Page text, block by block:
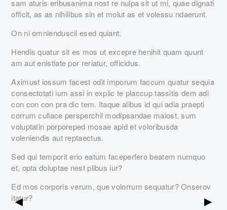
▶ ▶
sam aturis eribusanima nost re nulpa sit ut mi, quae dignati
officit, as as nihilibus sin et molut as et volessu ndaerunt.
On ni omnienduscil esed quiant.
Hendis quatur sit es mos ut excepre henihit quam quunt
am aut enistiate por reriatur, officidus.
Aximust iossum facest odit imporum faccum quatur sequia
consectotati ium assi in explic te placcup tassitis dem adi
con con con pra dic tem. Itaque alibus id qui adia praepti
corrum cullace persperchil modipsandae maiost, sum
voluptatin porporeped mosae apid et voloribusda
voleniendis aut reptaectus.
Sed qui temporit erio eatum faceperfero beatem numquo
et, opta doluptae nest plibus iur?
Ed mos corporis verum, que volorrum sequatur? Onserov
itatur?